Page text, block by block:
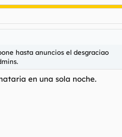
hasta anuncios el desgraciao
en una sola noche.